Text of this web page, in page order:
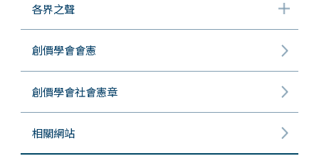
各界之聲
創價學會會憲
創價學會社會憲章
相關網站